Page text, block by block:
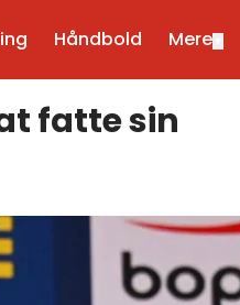
Håndbold Mere
fatte sin